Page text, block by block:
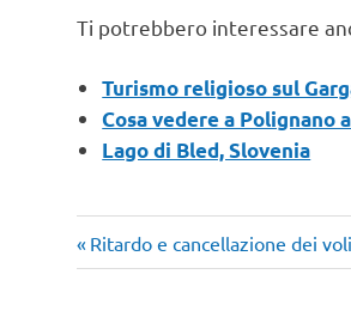
Ti potrebbero interessare
Turismo religioso sul
Cosa vedere a Polignano
Lago di Bled, Slovenia
Navigazione
Articolo
precedente:
Ritardo e cancellazione dei